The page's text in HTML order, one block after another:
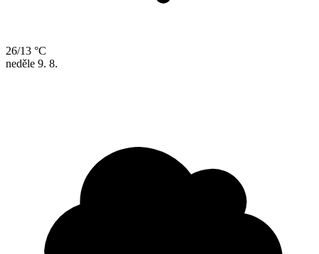
26/13 °C
neděle 9. 8.